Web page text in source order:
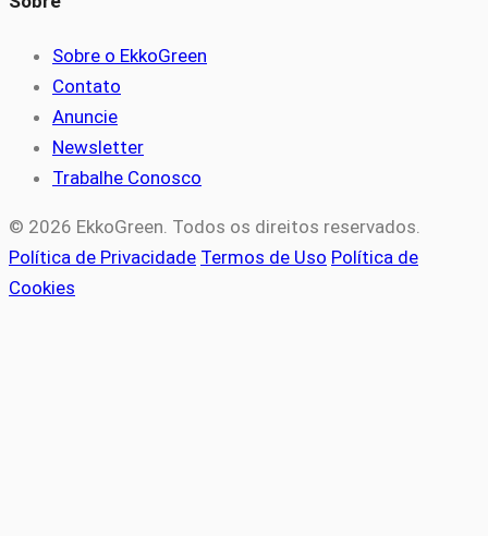
Sobre o EkkoGreen
Contato
Anuncie
Newsletter
Trabalhe Conosco
© 2026 EkkoGreen. Todos os direitos reservados.
Política de Privacidade Termos de Uso Política de
Cookies